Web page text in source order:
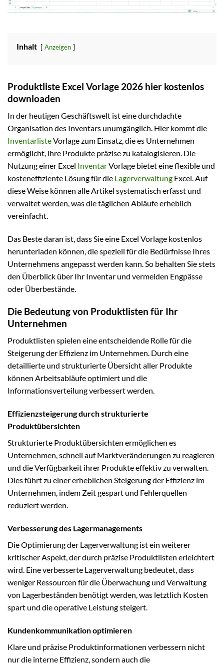
Inhalt Anzeigen
Produktliste Excel Vorlage 2026 hier kostenlos
downloaden
In der heutigen Geschäftswelt ist eine durchdachte
Organisation des Inventars unumgänglich. Hier kommt die
InventarlisteVorlage zum Einsatz, die es Unternehmen
ermöglicht, ihre Produkte präzise zu katalogisieren. Die
Nutzung einer Excel InventarVorlage bietet eine flexible und
kosteneffiziente Lösung für die Lagerverwaltung Excel. Auf
diese Weise können alle Artikel systematisch erfasst und
verwaltet werden, was die täglichen Abläufe erheblich
vereinfacht.
Das Beste daran ist, dass Sie eine Excel Vorlage kostenlos
herunterladen können, die speziell für die Bedürfnisse Ihres
Unternehmens angepasst werden kann. So behalten Sie stets
den Überblick über Ihr Inventar und vermeiden Engpässe
oder Überbestände.
Die Bedeutung von Produktlisten für Ihr
Unternehmen
Produktlisten spielen eine entscheidende Rolle für die
Steigerung der Effizienz im Unternehmen. Durch eine
detaillierte und strukturierte Übersicht aller Produkte
können Arbeitsabläufe optimiert und die
Informationsverteilung verbessert werden.
Effizienzsteigerung durch strukturierte
Produktübersichten
Strukturierte Produktübersichten ermöglichen es
Unternehmen, schnell auf Marktveränderungen zu reagieren
und die Verfügbarkeit ihrer Produkte effektiv zu verwalten.
Dies führt zu einer erheblichen Steigerung der Effizienz im
Unternehmen, indem Zeit gespart und Fehlerquellen
reduziert werden.
Verbesserung des Lagermanagements
Die Optimierung der Lagerverwaltung ist ein weiterer
kritischer Aspekt, der durch präzise Produktlisten erleichtert
wird. Eine verbesserte Lagerverwaltung bedeutet, dass
weniger Ressourcen für die Überwachung und Verwaltung
von Lagerbeständen benötigt werden, was letztlich Kosten
spart und die operative Leistung steigert.
Kundenkommunikation optimieren
Klare und präzise Produktinformationen verbessern nicht
nur die interne Effizienz, sondern auch die